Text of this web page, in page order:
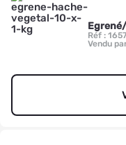
Réf :
Vendu